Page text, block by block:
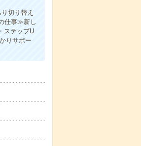
切り替え
仕事≫新し
ステップU
りサポー